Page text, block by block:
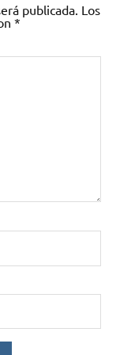
publicada. Los
*